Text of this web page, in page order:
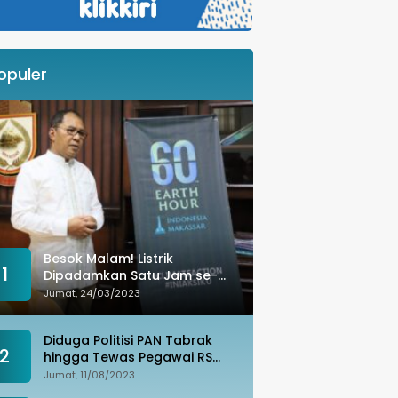
1
Besok Malam! Listrik
Dipadamkan Satu Jam se-
Kota Makassar: Merespons
Perubahan Iklim
Jumat, 24/03/2023
2
Diduga Politisi PAN Tabrak
hingga Tewas Pegawai RS
Wahidin, Istri Korban: Kami
Jumat, 11/08/2023